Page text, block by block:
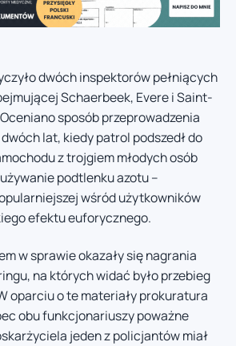
dwóch inspektorów pełniących
Schaerbeek, Evere i Saint-
sposób przeprowadzenia
lat, kiedy patrol podszedł do
z trojgiem młodych osób
podtlenku azotu –
wśród użytkowników
efektu euforycznego.
w sprawie okazały się nagrania
na których widać było przebieg
oparciu o te materiały prokuratura
obu funkcjonariuszy poważne
jeden z policjantów miał